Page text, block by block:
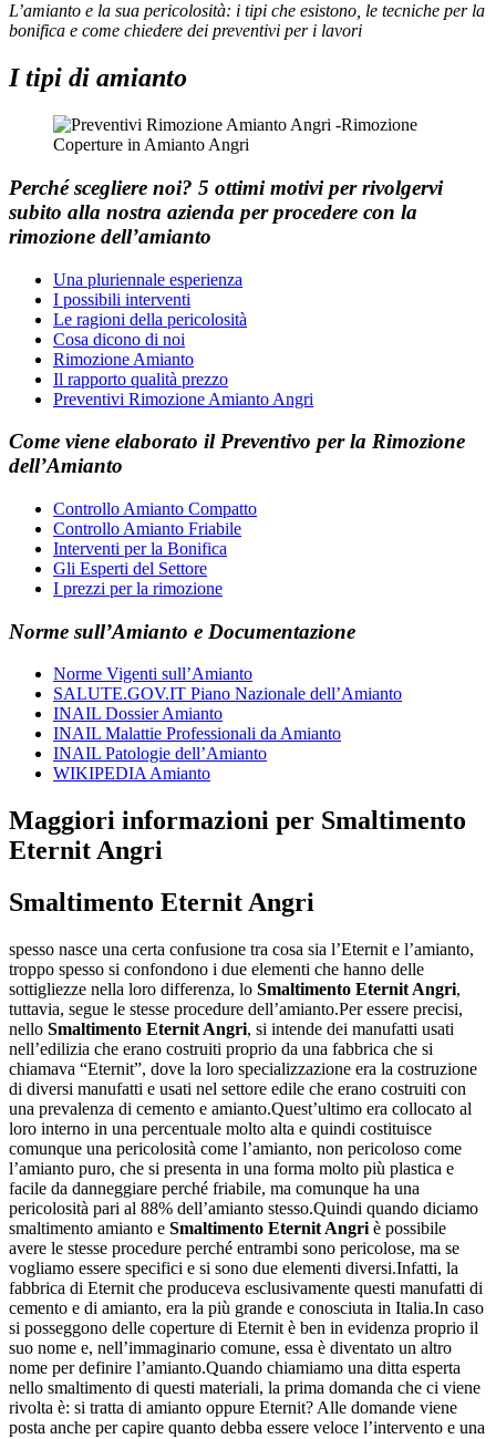
L’amianto e la sua pericolosità: i tipi che esistono, le tecniche per la
bonifica e come chiedere dei preventivi per i lavori
I tipi di amianto
Perché scegliere noi? 5 ottimi motivi per rivolgervi
subito alla nostra azienda per procedere con la
rimozione dell’amianto
Una pluriennale esperienza
I possibili interventi
Le ragioni della pericolosità
Cosa dicono di noi
Rimozione Amianto
Il rapporto qualità prezzo
Preventivi Rimozione Amianto Angri
Come viene elaborato ilPreventivo per la Rimozione
dell’Amianto
Controllo Amianto Compatto
Controllo Amianto Friabile
Interventi per la Bonifica
Gli Esperti del Settore
I prezzi per la rimozione
Norme sull’Amianto e Documentazione
Norme Vigenti sull’Amianto
SALUTE.GOV.IT Piano Nazionale dell’Amianto
INAIL Dossier Amianto
INAIL Malattie Professionali da Amianto
INAIL Patologie dell’Amianto
WIKIPEDIA Amianto
Maggiori informazioni per Smaltimento
Eternit Angri
Smaltimento Eternit Angri
spesso nasce una certa confusione tra cosa sia l’Eternit e l’amianto,
troppo spesso si confondono i due elementi che hanno delle
sottigliezze nella loro differenza, lo Smaltimento Eternit Angri,
tuttavia, segue le stesse procedure dell’amianto.Per essere precisi,
nello Smaltimento Eternit Angri, si intende dei manufatti usati
nell’edilizia che erano costruiti proprio da una fabbrica che si
chiamava “Eternit”, dove la loro specializzazione era la costruzione
di diversi manufatti e usati nel settore edile che erano costruiti con
una prevalenza di cemento e amianto.Quest’ultimo era collocato al
loro interno in una percentuale molto alta e quindi costituisce
comunque una pericolosità come l’amianto, non pericoloso come
l’amianto puro, che si presenta in una forma molto più plastica e
facile da danneggiare perché friabile, ma comunque ha una
pericolosità pari al 88% dell’amianto stesso.Quindi quando diciamo
smaltimento amianto e Smaltimento Eternit Angri è possibile
avere le stesse procedure perché entrambi sono pericolose, ma se
vogliamo essere specifici e si sono due elementi diversi.Infatti, la
fabbrica di Eternit che produceva esclusivamente questi manufatti di
cemento e di amianto, era la più grande e conosciuta in Italia.In caso
si posseggono delle coperture di Eternit è ben in evidenza proprio il
suo nome e, nell’immaginario comune, essa è diventato un altro
nome per definire l’amianto.Quando chiamiamo una ditta esperta
nello smaltimento di questi materiali, la prima domanda che ci viene
rivolta è: si tratta di amianto oppure Eternit? Alle domande viene
posta anche per capire quanto debba essere veloce l’intervento e una